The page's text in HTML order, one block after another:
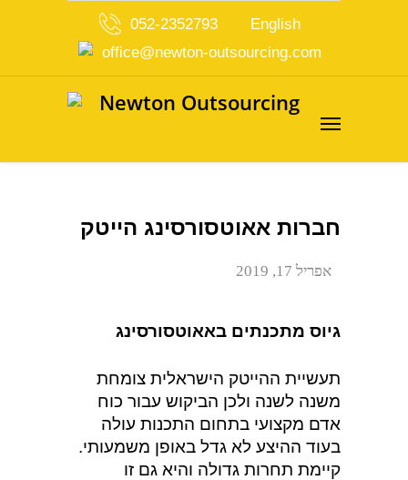
English
052-2352793
office@newton-outsourcing.com
חברות אאוטסורסינג הייטק
אפריל 17, 2019
גיוס מתכנתים באאוטסורסינג
תעשיית ההייטק הישראלית צומחת
משנה לשנה ולכן הביקוש עבור כוח
אדם מקצועי בתחום התכנות עולה
בעוד ההיצע לא גדל באופן משמעותי.
קיימת תחרות גדולה והיא גם זו